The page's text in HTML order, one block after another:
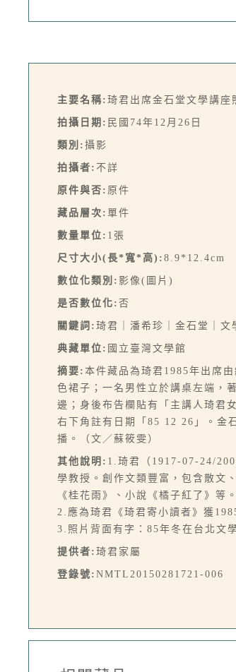
主要名稱: 琦君出席金石堂文學講座
拍攝日期: 民國74年12月26日
類別: 攝影
拍攝者: 不詳
原件與否: 原件
藏品層次: 單件
數量單位: 1張
尺寸大小(長*寬*高): 8.9*12.4cm
數位化類別: 影像(圖片)
是否數位化: 否
關鍵詞: 琦君｜潘希珍｜金石堂｜文
典藏單位: 國立臺灣文學館
摘要: 本件藏品為琦君1985年出席
色裙子；一名男性立於講桌左端，
邊；身後布告欄貼有「主講人琦君
右下角註有日期「85 12 26」。金
播。（文／蘇筱雯）
其他說明: 1.琦君（1917-07-24/
學教授。創作文類豐富，包含散文
《桂花雨》、小說《橘子紅了》等
2.應為琦君《琦君寄小讀者》獲
3.照片背面有字：85年冬在台北文
提供者: 琦君家屬
登錄號: NMTL20150281721-006